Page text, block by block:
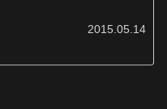
2015.05.14